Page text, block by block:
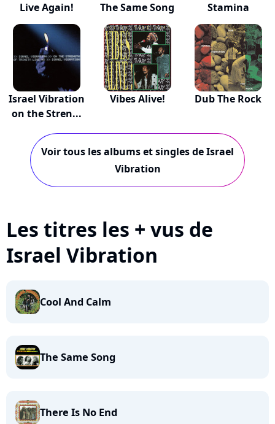
Live Again! The Same Song Stamina
Israel Vibration
on the Stren...
Vibes Alive! Dub The Rock
Voir tous les albums et singles de Israel
Vibration
Les titres les + vus de
Israel Vibration
Cool And Calm
The Same Song
There Is No End